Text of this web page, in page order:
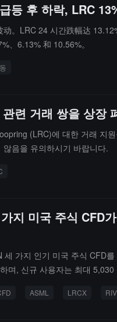
등 후 하락, LRC
。LRC 24 시간跌幅达
、6.13% 和 10.56%。
련 거래 쌍을 상장
(LRC)에 대한 거래 지
음을 유의하시기 바랍니다.
지 미국 주식 CFD
가지 인기 미국 주식 CFD
며, 신규 사용자는 최대
에서 거래할 수 있습니다.
ASML LRCX